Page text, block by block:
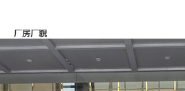
厂房厂貌